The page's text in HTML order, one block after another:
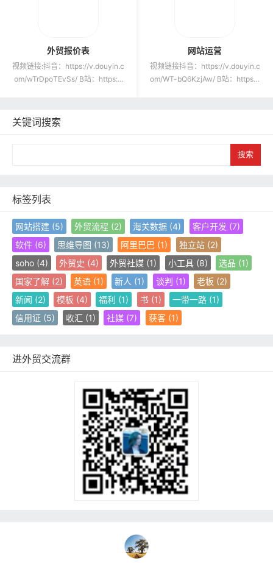
外贸报价表
视频链接:抖音：https://v.douyin.c
om/wTrDpoTEvSs/ B站：https://
网站运营
视频链接抖音：https://v.douyin.c
om/WT-bQ6KzjAw/ B站：https://
关键词搜索
标签列表
网站搭建(5) 外贸流程 (2) 海关数据 (4) 客户开发 (7)
软件(6) 思维导图 (13) 阿里巴巴 (1) 独立站(2)
soho(4) 外贸史 (4) 外贸社媒 (1) 小工具(8) 选品 (1)
国家了解(2) 英语 (1) 新人 (1) 谈判 (1) 老板 (2)
新闻 (2) 模板 (4) 福利 (1) 书(1) 一带一路(1)
信用证 (5) 收汇 (1) 社媒 (7) 获客(1)
进外贸交流群